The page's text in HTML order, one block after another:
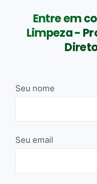
Entre em
Limpeza -
Seu nome
Seu email